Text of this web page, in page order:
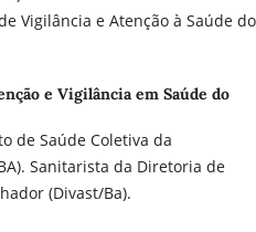
Vigilância e Atenção à Saúde do
e Vigilância em Saúde do
de Saúde Coletiva da
Sanitarista da Diretoria de
(Divast/Ba).